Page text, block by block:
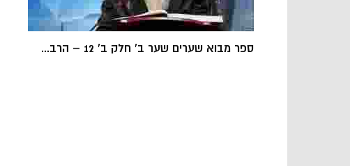
ספר מבוא שערים שער ב' חלק ב' 12 – הרב...